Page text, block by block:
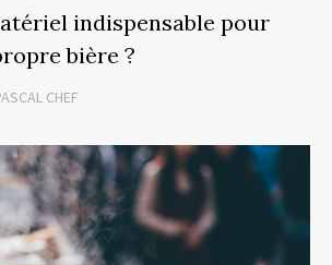
indispensable pour
bière ?
CHEF